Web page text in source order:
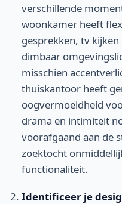
verschillende
woonkamer heeft
gesprekken, tv
dimbaar
misschien
thuiskantoor heeft
oogvermoeidheid
drama en intimiteit
voorafgaand aan de
zoektocht
functionaliteit.
Identificeer je